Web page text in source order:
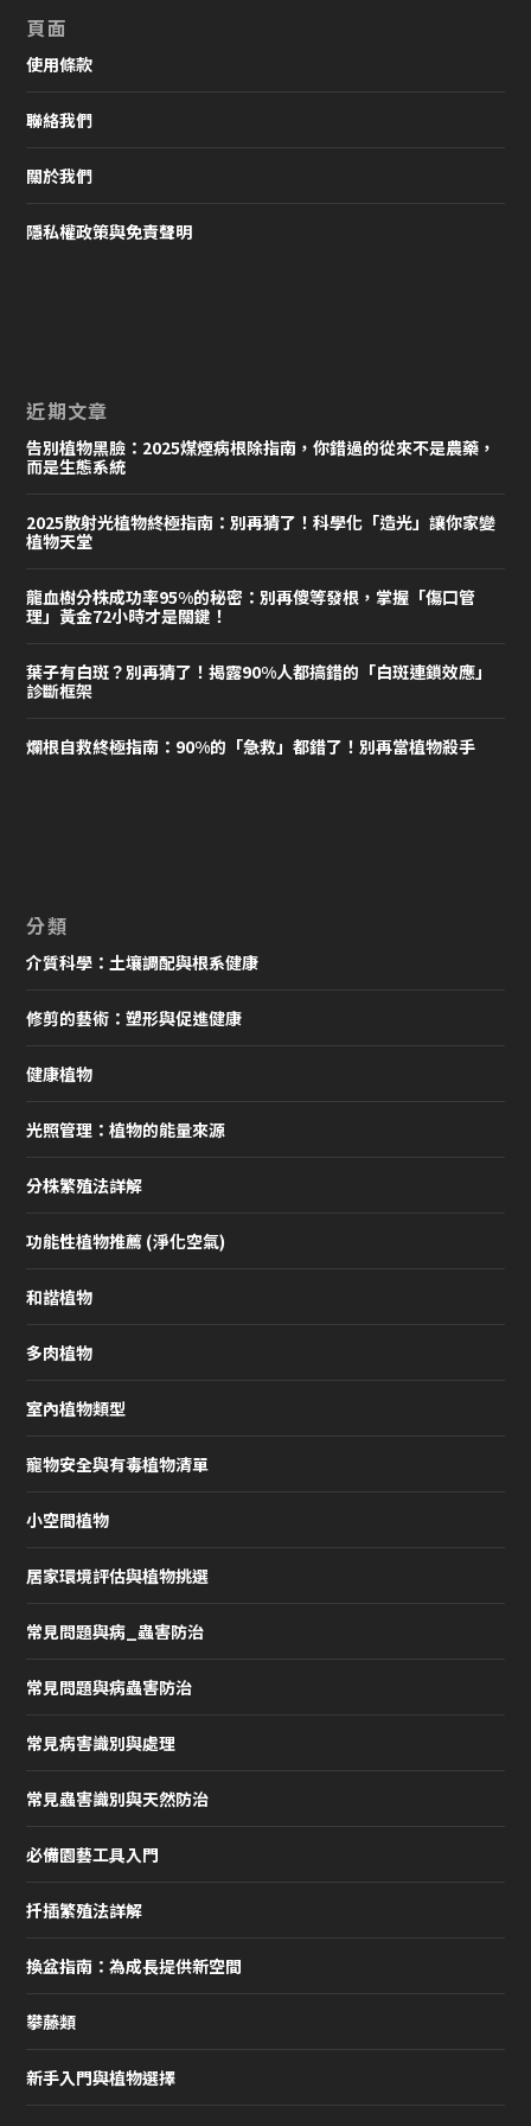
頁面
使用條款
聯絡我們
關於我們
隱私權政策與免責聲明
近期文章
告別植物黑臉：2025煤煙病根除指南，你錯過的從來不是農藥，
而是生態系統
2025散射光植物終極指南：別再猜了！科學化「造光」讓你家變
植物天堂
龍血樹分株成功率95%的秘密：別再傻等發根，掌握「傷口管
理」黃金72小時才是關鍵！
葉子有白斑？別再猜了！揭露90%人都搞錯的「白斑連鎖效應」
診斷框架
爛根自救終極指南：90%的「急救」都錯了！別再當植物殺手
分類
介質科學：土壤調配與根系健康
修剪的藝術：塑形與促進健康
健康植物
光照管理：植物的能量來源
分株繁殖法詳解
功能性植物推薦 (淨化空氣)
和諧植物
多肉植物
室內植物類型
寵物安全與有毒植物清單
小空間植物
居家環境評估與植物挑選
常見問題與病_蟲害防治
常見問題與病蟲害防治
常見病害識別與處理
常見蟲害識別與天然防治
必備園藝工具入門
扦插繁殖法詳解
換盆指南：為成長提供新空間
攀藤類
新手入門與植物選擇